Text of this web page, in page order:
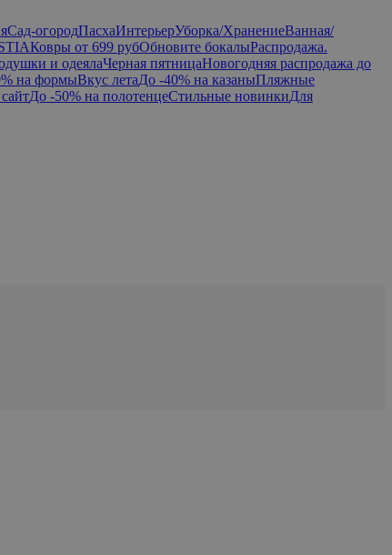
Сад-огородПасхаИнтерьерУборка/ХранениеВанная/
Ковры от 699 рубОбновите бокалыРаспродажа.
и одеялаЧерная пятницаНовогодняя распродажа до
на формыВкус летаДо -40% на казаныПляжные
До -50% на полотенцеСтильные новинкиДля